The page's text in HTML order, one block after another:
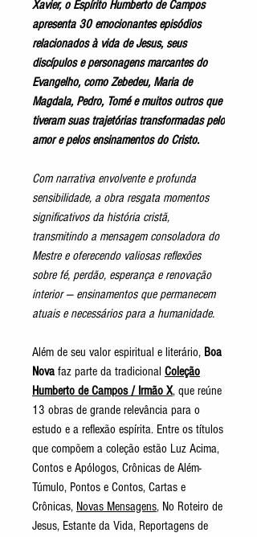
Xavier, o Espírito Humberto de Campos
apresenta 30 emocionantes episódios
relacionados à vida de Jesus, seus
discípulos e personagens marcantes do
Evangelho, como Zebedeu, Maria de
Magdala, Pedro, Tomé e muitos outros que
tiveram suas trajetórias transformadas pelo
amor e pelos ensinamentos do Cristo.
Com narrativa envolvente e profunda
sensibilidade, a obra resgata momentos
significativos da história cristã,
transmitindo a mensagem consoladora do
Mestre e oferecendo valiosas reflexões
sobre fé, perdão, esperança e renovação
interior — ensinamentos que permanecem
atuais e necessários para a humanidade.
Além de seu valor espiritual e literário, Boa
Nova faz parte da tradicional Coleção
Humberto de Campos / Irmão X, que reúne
13 obras de grande relevância para o
estudo e a reflexão espírita. Entre os títulos
que compõem a coleção estão Luz Acima,
Contos e Apólogos, Crônicas de Além-
Túmulo, Pontos e Contos, Cartas e
Crônicas, Novas Mensagens, No Roteiro de
Jesus, Estante da Vida, Reportagens de